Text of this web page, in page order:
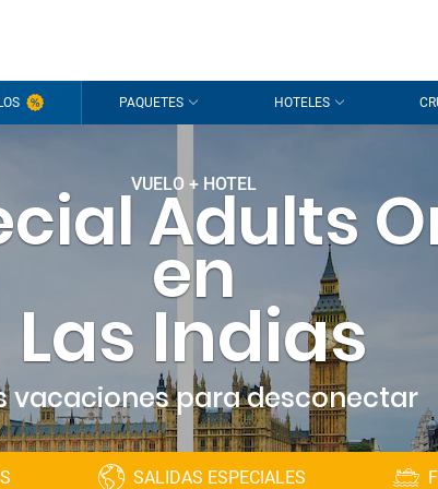
¿Todavía
PAQUETES HOTELES
VUELO + HOTEL
Adults
en
Las Indias
vacaciones para desconectar
SALIDAS ESPECIALES